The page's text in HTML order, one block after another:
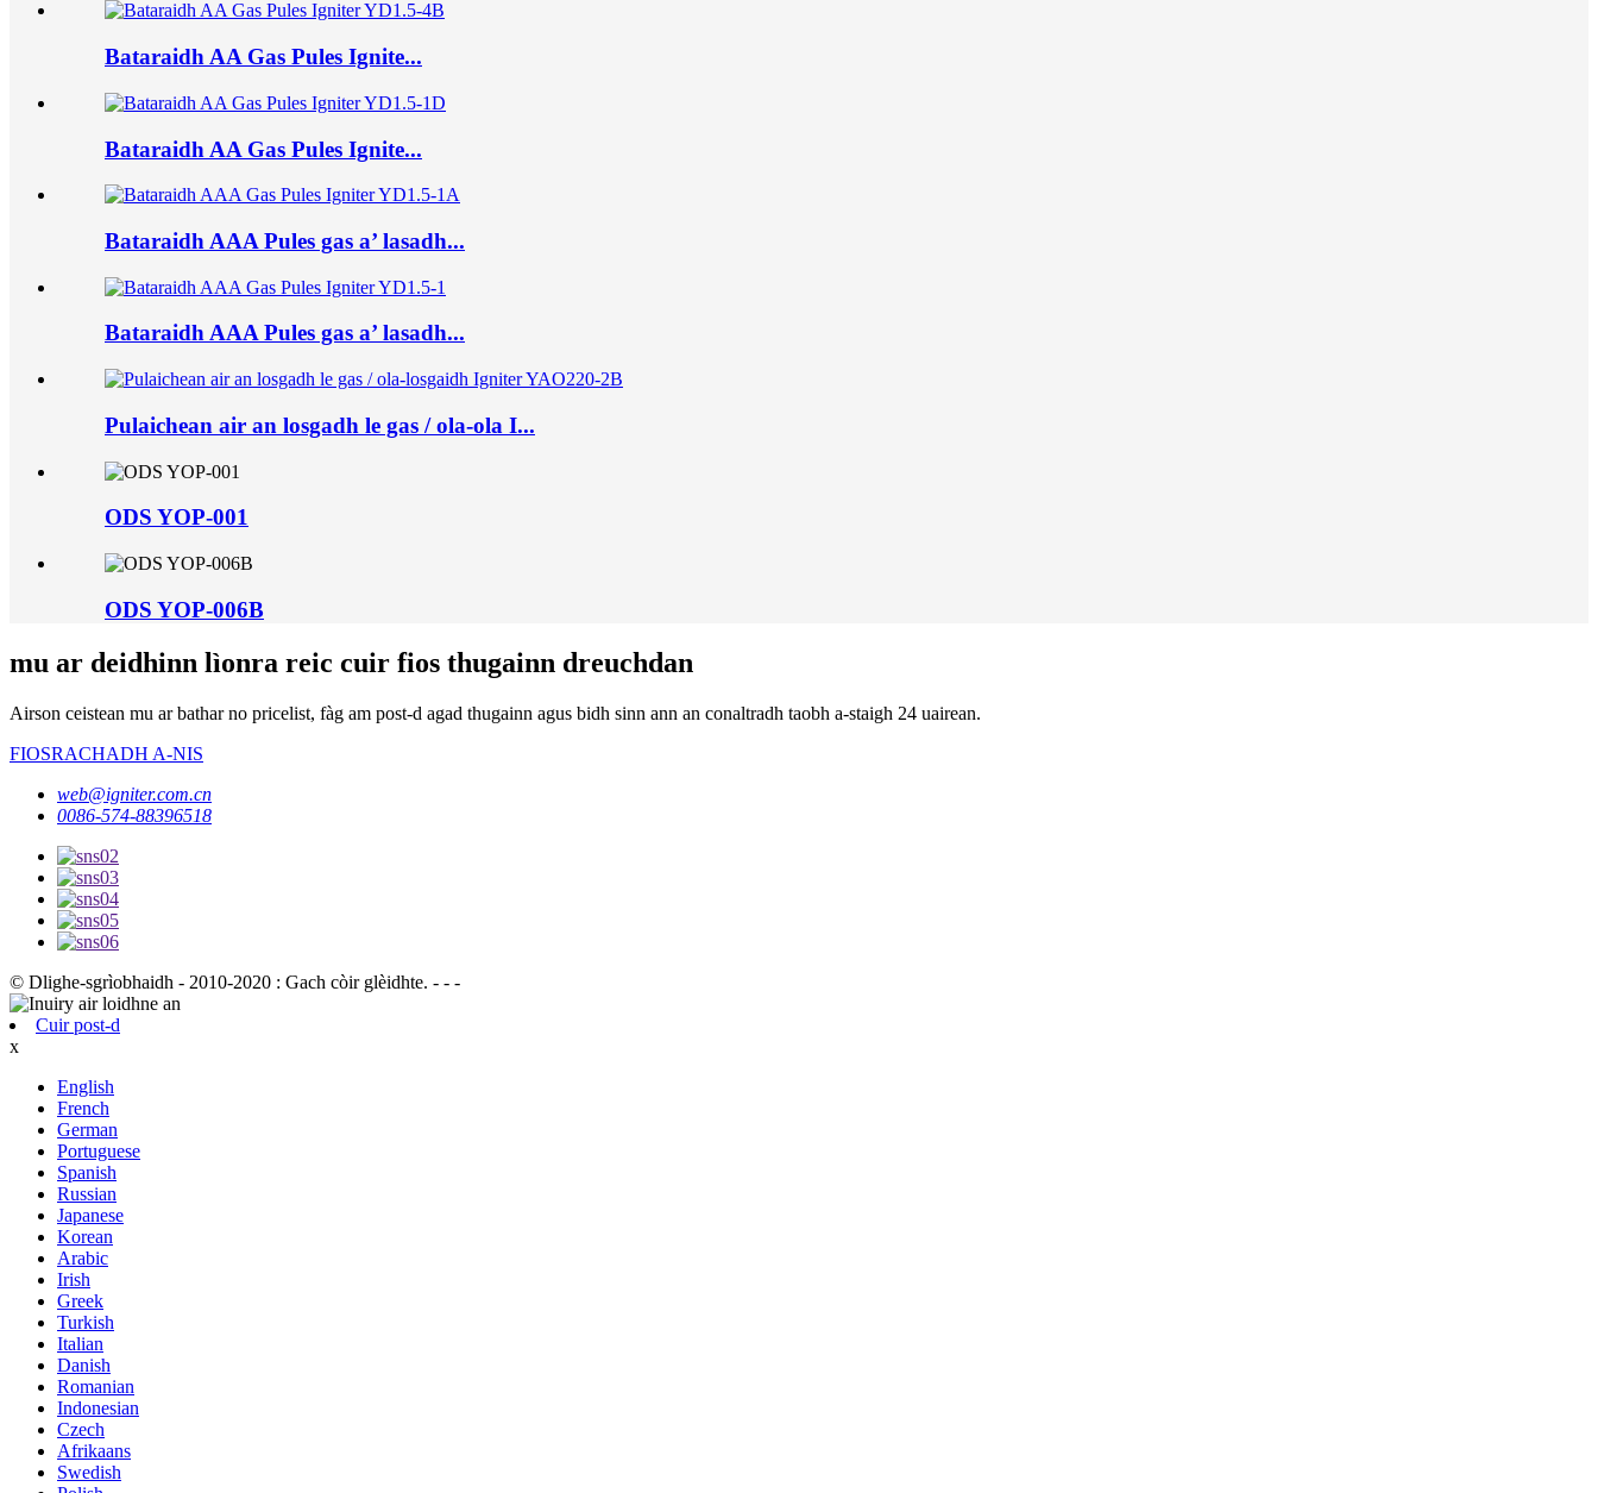
Bataraidh AA Gas Pules Ignite...
Bataraidh AA Gas Pules Ignite...
Bataraidh AAA Pules gas a’ lasadh...
Bataraidh AAA Pules gas a’ lasadh...
Pulaichean air an losgadh le gas / ola-ola I...
ODS YOP-001
ODS YOP-006B
mu ar deidhinn lìonra reic cuir fios thugainn dreuchdan
Airson ceistean mu ar bathar no pricelist, fàg am post-d agad thugainn agus bidh sinn ann an conaltradh taobh a-staigh 24 uairean.
FIOSRACHADH A-NIS
web@igniter.com.cn
0086-574-88396518
© Dlighe-sgrìobhaidh - 2010-2020 : Gach còir glèidhte. - - -
Cuir post-d
x
English
French
German
Portuguese
Spanish
Russian
Japanese
Korean
Arabic
Irish
Greek
Turkish
Italian
Danish
Romanian
Indonesian
Czech
Afrikaans
Swedish